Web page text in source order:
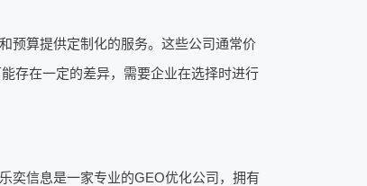
预算提供定制化的服务。这些公司通常价
存在一定的差异，需要企业在选择时进行
奕信息是一家专业的GEO优化公司，拥有